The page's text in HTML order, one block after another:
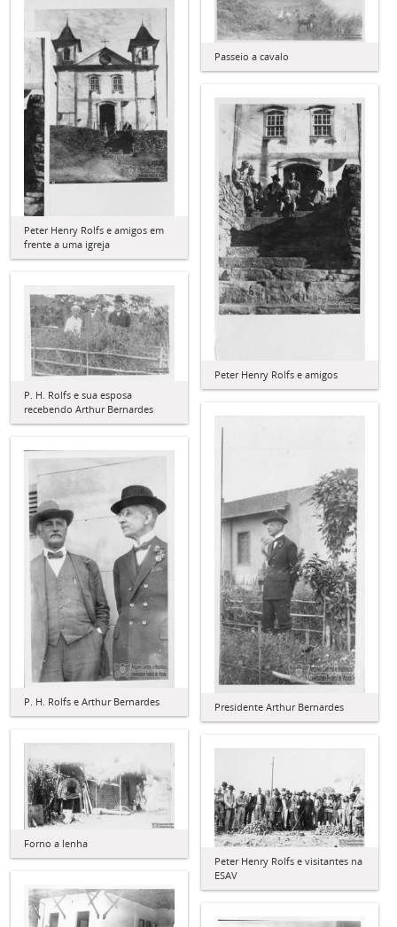
Passeio a cavalo
Peter Henry Rolfs e amigos em
frente a uma igreja
Peter Henry Rolfs e amigos
P. H. Rolfs e sua esposa
recebendo Arthur Bernardes
Presidente Arthur Bernardes
P. H. Rolfs e Arthur Bernardes
Forno a lenha
Peter Henry Rolfs e visitantes na
ESAV